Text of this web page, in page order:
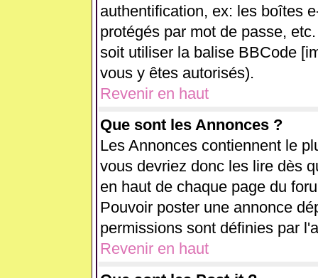
authentification, ex: les boîtes
protégés par mot de passe,
soit utiliser la balise BBCode
vous y êtes autorisés).
Revenir en haut
Que sont les Annonces ?
Les Annonces contiennent le
vous devriez donc les lire dès
en haut de chaque page du
Pouvoir poster une annonce
permissions sont définies par
Revenir en haut